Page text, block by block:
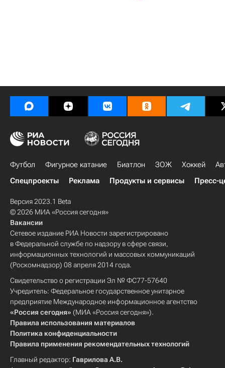
Футбол Фигурное катание Биатлон ЗОЖ Хоккей
Спецпроекты
Реклама Продукты и сервисы Пресс-
Версия 2023.1 Beta
© 2026 МИА «Россия сегодня»
Вакансии
Сетевое издание РИА Новости зарегистрировано
в Федеральной службе по надзору в сфере связи,
информационных технологий и массовых коммуникаций
(Роскомнадзор) 08 апреля 2014 года.
Свидетельство о регистрации Эл № ФС77-57640
Учредитель: Федеральное государственное унитарное
предприятие Международное информационное агентство
«Россия сегодня» (МИА «Россия сегодня»).
Правила использования материалов
Политика конфиденциальности
Правила применения рекомендательных технологий
Главный редактор: Гаврилова А.В.